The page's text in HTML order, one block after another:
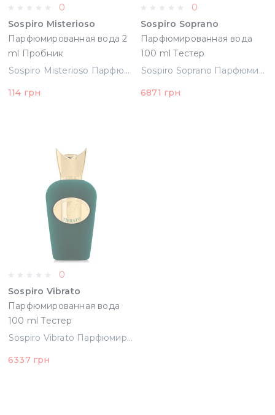
0
Sospiro Misterioso
Парфюмированная вода 2
ml Пробник
(8057685641471)
Sospiro Misterioso Парфюмированная вода 2 ml Пробник (8057685641471)
114 грн
0
Sospiro Soprano
Парфюмированная вода
100 ml Тестер
(8033488157647)
Sospiro Soprano Парфюмированная вода 100 ml Тестер (8033488157647)
6871 грн
0
Sospiro Vibrato
Парфюмированная вода
100 ml Тестер
Sospiro Vibrato Парфюмированная вода 100 ml Тестер
6337 грн